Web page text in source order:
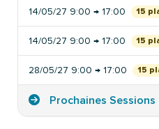
14/05/27 9:00 → 17:00 15
14/05/27 9:00 → 17:00 15
28/05/27 9:00 → 17:00 15
Prochaines Sessions